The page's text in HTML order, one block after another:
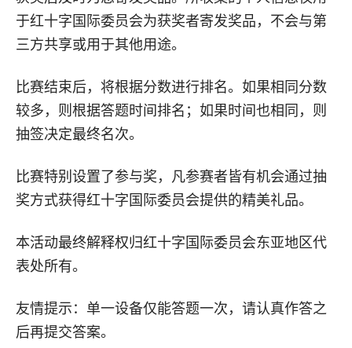
于红十字国际委员会为获奖者寄发奖品，不会与第
三方共享或用于其他用途。
比赛结束后，将根据分数进行排名。如果相同分数
较多，则根据答题时间排名；如果时间也相同，则
抽签决定最终名次。
比赛特别设置了参与奖，凡参赛者皆有机会通过抽
奖方式获得红十字国际委员会提供的精美礼品。
本活动最终解释权归红十字国际委员会东亚地区代
表处所有。
友情提示：单一设备仅能答题一次，请认真作答之
后再提交答案。